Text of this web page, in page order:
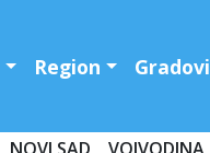
Region Gradovi